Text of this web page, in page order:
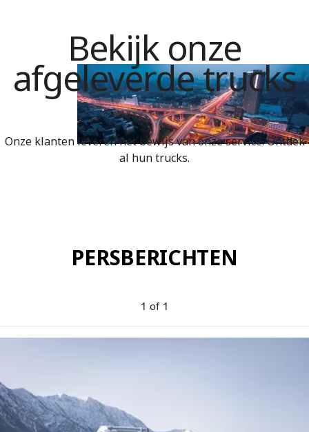
Bekijk onze
afgeleverde trucks
Onze klanten leveren het bewijs van onze service. Ontdek
al hun trucks.
PERSBERICHTEN
1 of 1